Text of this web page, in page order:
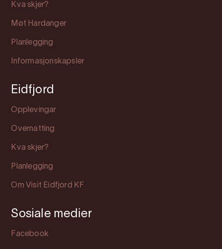
Kva skjer?
Møt Hardanger
Planlegging
Informasjonskapsler
Eidfjord
Opplevingar
Overnatting
Kva skjer?
Planlegging
Om Visit Eidfjord KF
Sosiale medier
Facebook